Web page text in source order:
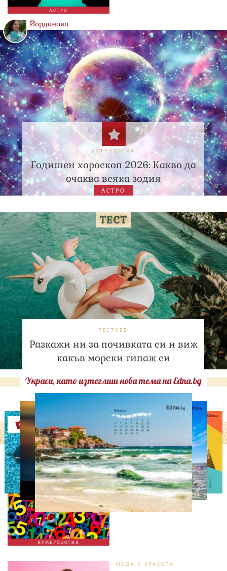
АСТРО
Йорданова
АСТРОЛОГИЯ
Годишен хороскоп 2026: Какво да
очаква всяка зодия
АСТРО
ТЕСТОВЕ
Разкажи ни за почивката си и виж
какъв морски типаж си
Украси, като изтеглиш нова тема на Edna.bg
Оферти
НУМЕРОЛОГИЯ
НУМЕРОЛОГИЯ
Нумерологична прогноза
за 5 август, сряда
МОДА И КРАСОТА